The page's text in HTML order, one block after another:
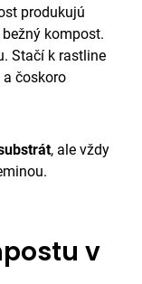
produkujú
kompost.
Stačí k rastline
čoskoro
, ale vždy
v